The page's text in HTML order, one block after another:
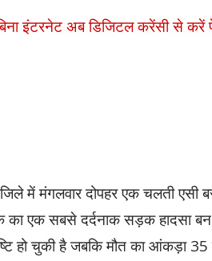
इंटरनेट अब डिजिटल करेंसी से करें
में मंगलवार दोपहर एक चलती
एक सबसे दर्दनाक सड़क हादसा
हो चुकी है जबकि मौत का आंकड़ा